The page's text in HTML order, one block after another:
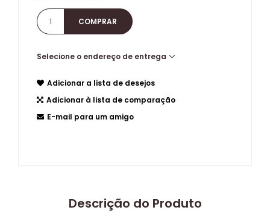
Selecione o endereço de entrega
Adicionar a lista de desejos
Adicionar à lista de comparação
E-mail para um amigo
Descrição do Produto